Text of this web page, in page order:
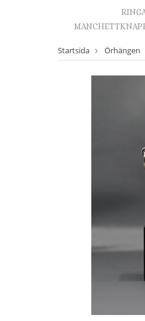
Startsida Örhängen